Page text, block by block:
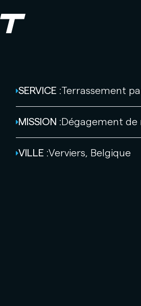
SERVICE :Terrassement
MISSION : Dégagement de
VILLE :Verviers, Belgique